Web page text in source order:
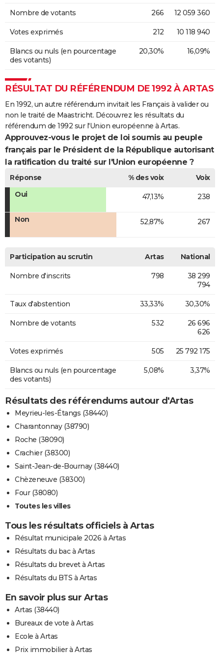
Nombre de votants 266 12 059 360
Votes exprimés 212 10 118 940
Blancs ou nuls (en pourcentage
des votants)
20,30% 16,09%
RÉSULTAT DU RÉFÉRENDUM DE 1992 À ARTAS
En 1992, un autre référendum invitait les Français à valider ou
non le traité de Maastricht. Découvrez les résultats du
référendum de 1992 sur l'Union européenne à Artas.
Approuvez-vous le projet de loi soumis au peuple
français par le Président de la République autorisant
la ratification du traité sur l'Union européenne ?
Réponse % des voix
Voix
Oui
47,13% 238
Non 52,87% 267
Participation au scrutin Artas National
Nombre d'inscrits 798
38 299
794
Taux d'abstention 33,33% 30,30%
Nombre de votants 532
26 696
626
Votes exprimés 505 25 792 175
Blancs ou nuls (en pourcentage
des votants)
5,08% 3,37%
Résultats des référendums autour d'Artas
Meyrieu-les-Étangs (38440)
Charantonnay (38790)
Roche (38090)
Crachier (38300)
Saint-Jean-de-Bournay (38440)
Chèzeneuve (38300)
Four (38080)
Toutes les villes
Tous les résultats officiels à Artas
Résultat municipale 2026 à Artas
Résultats du bac à Artas
Résultats du brevet à Artas
Résultats du BTS à Artas
En savoir plus sur Artas
Artas (38440)
Bureaux de vote à Artas
Ecole à Artas
Prix immobilier à Artas